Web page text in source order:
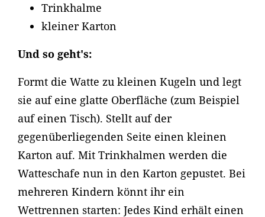
Trinkhalme
kleiner Karton
Und so geht's:
Formt die Watte zu kleinen Kugeln und legt
sie auf eine glatte Oberfläche (zum Beispiel
auf einen Tisch). Stellt auf der
gegenüberliegenden Seite einen kleinen
Karton auf. Mit Trinkhalmen werden die
Watteschafe nun in den Karton gepustet. Bei
mehreren Kindern könnt ihr ein
Wettrennen starten: Jedes Kind erhält einen